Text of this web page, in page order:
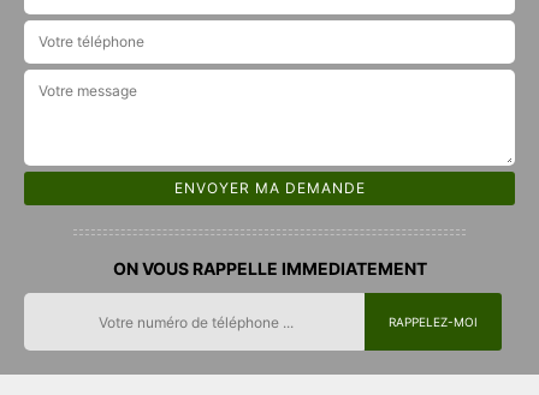
ON VOUS RAPPELLE IMMEDIATEMENT